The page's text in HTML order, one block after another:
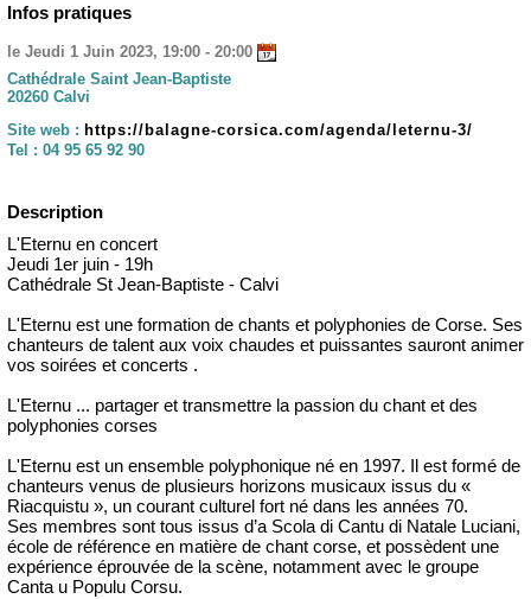
Infos pratiques
le Jeudi 1 Juin 2023, 19:00 - 20:00
Cathédrale Saint Jean-Baptiste
20260 Calvi
Site web : https://balagne-corsica.com/agenda/leternu-3/
Tel : 04 95 65 92 90
Description
L'Eternu en concert
Jeudi 1er juin - 19h
Cathédrale St Jean-Baptiste - Calvi
L'Eternu est une formation de chants et polyphonies de Corse. Ses
chanteurs de talent aux voix chaudes et puissantes sauront animer
vos soirées et concerts .
L'Eternu ... partager et transmettre la passion du chant et des
polyphonies corses
L'Eternu est un ensemble polyphonique né en 1997. Il est formé de
chanteurs venus de plusieurs horizons musicaux issus du «
Riacquistu », un courant culturel fort né dans les années 70.
Ses membres sont tous issus d’a Scola di Cantu di Natale Luciani,
école de référence en matière de chant corse, et possèdent une
expérience éprouvée de la scène, notamment avec le groupe
Canta u Populu Corsu.